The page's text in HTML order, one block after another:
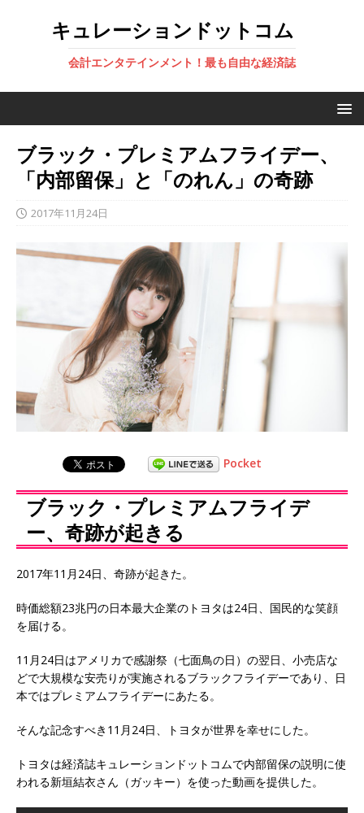
キュレーションドットコム
会計エンタテインメント！最も自由な経済誌
ブラック・プレミアムフライデー、
「内部留保」と「のれん」の奇跡
2017年11月24日
Pocket
ブラック・プレミアムフライデ
ー、奇跡が起きる
2017年11月24日、奇跡が起きた。
時価総額23兆円の日本最大企業のトヨタは24日、国民的な笑顔
を届ける。
11月24日はアメリカで感謝祭（七面鳥の日）の翌日、小売店な
どで大規模な安売りが実施されるブラックフライデーであり、日
本ではプレミアムフライデーにあたる。
そんな記念すべき11月24日、トヨタが世界を幸せにした。
トヨタは経済誌キュレーションドットコムで内部留保の説明に使
われる新垣結衣さん（ガッキー）を使った動画を提供した。